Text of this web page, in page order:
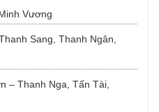
Vương
Sang, Thanh Ngân,
– Thanh Nga, Tấn Tài,